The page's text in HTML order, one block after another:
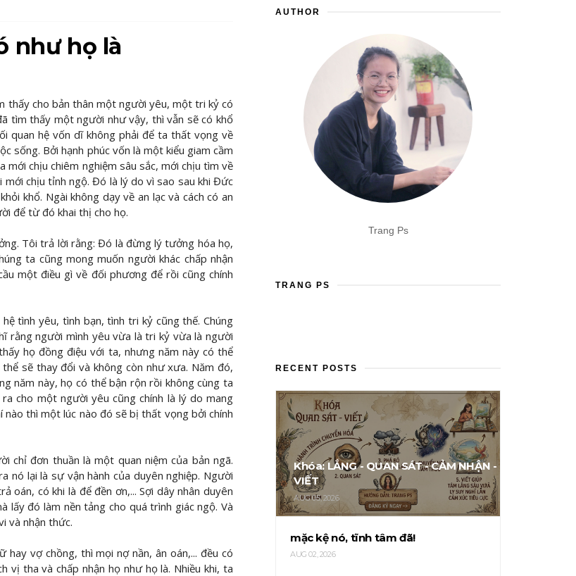
như họ là
thấy cho bản thân một người yêu, một tri kỷ có
tìm thấy một người như vậy, thì vẫn sẽ có khổ
quan hệ vốn dĩ không phải để ta thất vọng về
sống. Bởi hạnh phúc vốn là một kiểu giam cầm
chịu chiêm nghiệm sâu sắc, mới chịu tìm về
chịu tỉnh ngộ. Đó là lý do vì sao sau khi Đức
khổ. Ngài không dạy về an lạc và cách có an
để từ đó khai thị cho họ.
Tôi trả lời rằng: Đó là đừng lý tưởng hóa họ,
ta cũng mong muốn người khác chấp nhận
một điều gì về đối phương để rồi cũng chính
tình yêu, tình bạn, tình tri kỷ cũng thế. Chúng
rằng người mình yêu vừa là tri kỷ vừa là người
họ đồng điệu với ta, nhưng năm này có thể
sẽ thay đổi và không còn như xưa. Năm đó,
năm này, họ có thể bận rộn rồi không cùng ta
cho một người yêu cũng chính là lý do mang
thì một lúc nào đó sẽ bị thất vọng bởi chính
chỉ đơn thuần là một quan niệm của bản ngã.
nó lại là sự vận hành của duyên nghiệp. Người
oán, có khi là để đền ơn,... Sợi dây nhân duyên
đó làm nền tảng cho quá trình giác ngộ. Và
và nhận thức.
vợ chồng, thì mọi nợ nần, ân oán,... đều có
tha và chấp nhận họ như họ là. Nhiều khi, ta
AUTHOR
Trang Ps
TRANG PS
RECENT POSTS
Khóa: LẮNG - QUAN SÁT - CẢM NHẬN -
VIẾT
AUG 05, 2026
mặc kệ nó, tĩnh tâm đã!
AUG 02, 2026